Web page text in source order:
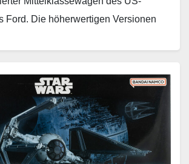
Ford. Die höherwertigen Versionen